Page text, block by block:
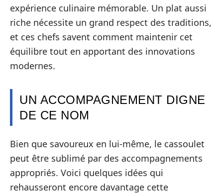
expérience culinaire mémorable. Un plat aussi
riche nécessite un grand respect des traditions,
et ces chefs savent comment maintenir cet
équilibre tout en apportant des innovations
modernes.
UN ACCOMPAGNEMENT DIGNE
DE CE NOM
Bien que savoureux en lui-même, le cassoulet
peut être sublimé par des accompagnements
appropriés. Voici quelques idées qui
rehausseront encore davantage cette